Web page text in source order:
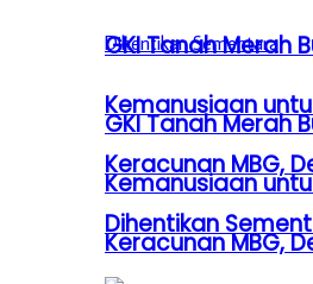
GKI Tanah Merah
Kemanusiaan
Keracunan MBG,
Dihentikan
GKI Tanah Merah
Kemanusiaan
Keracunan MBG,